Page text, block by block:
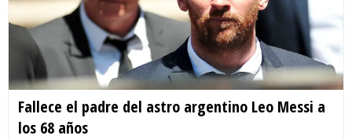
Fallece el padre del astro argentino Leo Messi a
los 68 años